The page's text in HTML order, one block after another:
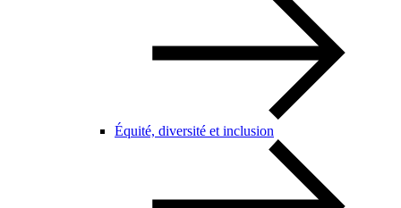
Équité, diversité et inclusion